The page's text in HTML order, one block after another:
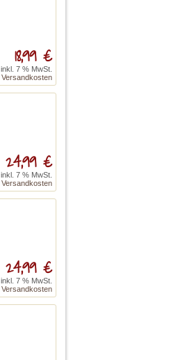
18,99 €
inkl. 7 % MwSt.
Versandkosten
24,99 €
inkl. 7 % MwSt.
Versandkosten
24,99 €
inkl. 7 % MwSt.
Versandkosten